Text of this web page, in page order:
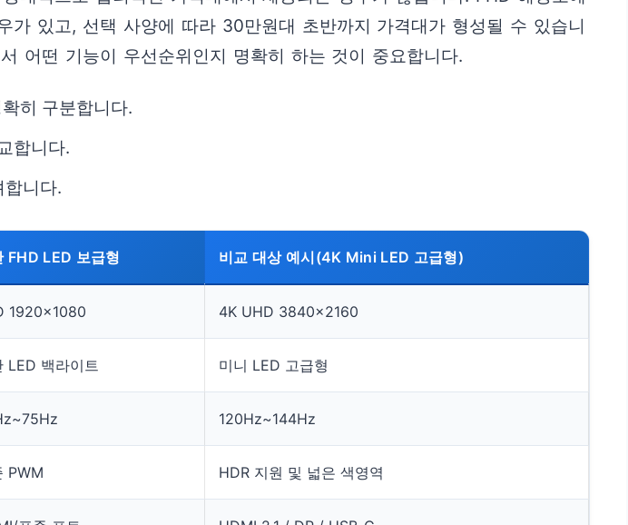
있고, 선택 사양에 따라 30만원대 초반까지 가격대가 형성될 수 있습니
어떤 기능이 우선순위인지 명확히 하는 것이 중요합니다.
히 구분합니다.
합니다.
합니다.
FHD LED 보급형 비교 대상 예시(4K Mini LED 고급형)
1920×1080 4K UHD 3840×2160
LED 백라이트 미니 LED 고급형
120Hz~144Hz
PWM HDR 지원 및 넓은 색영역